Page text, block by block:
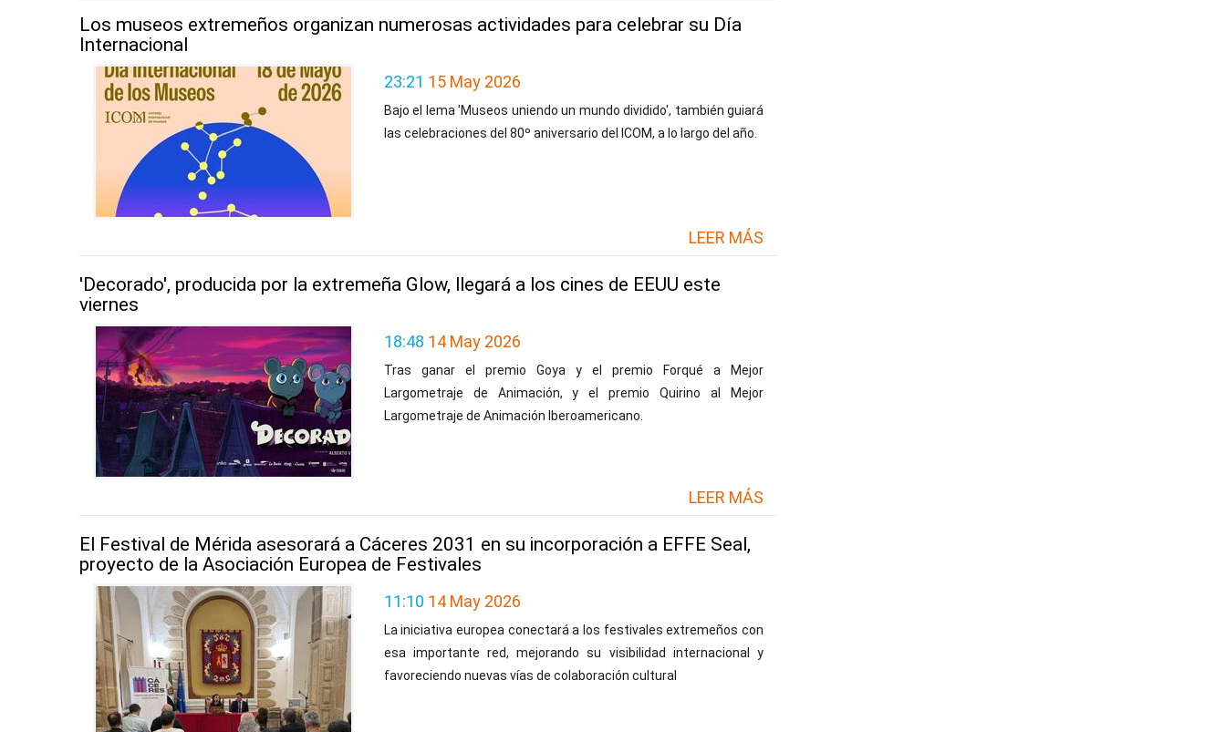
Los museos extremeños organizan numerosas actividades para celebrar su Día
Internacional
23:21 15 May 2026
Bajo el lema 'Museos uniendo un mundo dividido', también guiará
las celebraciones del 80º aniversario del ICOM, a lo largo del año.
LEER MÁS
'Decorado', producida por la extremeña Glow, llegará a los cines de EEUU este
viernes
18:48 14 May 2026
Tras ganar el premio Goya y el premio Forqué a Mejor
Largometraje de Animación, y el premio Quirino al Mejor
Largometraje de Animación Iberoamericano.
LEER MÁS
El Festival de Mérida asesorará a Cáceres 2031 en su incorporación a EFFE Seal,
proyecto de la Asociación Europea de Festivales
11:10 14 May 2026
La iniciativa europea conectará a los festivales extremeños con
esa importante red, mejorando su visibilidad internacional y
favoreciendo nuevas vías de colaboración cultural